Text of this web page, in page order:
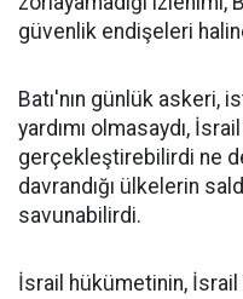
güvenlik endişeleri
Batı'nın günlük askeri,
yardımı olmasaydı, İsrail
gerçekleştirebilirdi ne
davrandığı ülkelerin
savunabilirdi.
İsrail hükümetinin,